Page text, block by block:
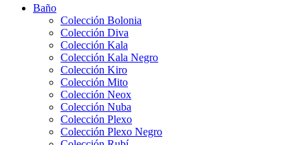
Baño
Colección Bolonia
Colección Diva
Colección Kala
Colección Kala Negro
Colección Kiro
Colección Mito
Colección Neox
Colección Nuba
Colección Plexo
Colección Plexo Negro